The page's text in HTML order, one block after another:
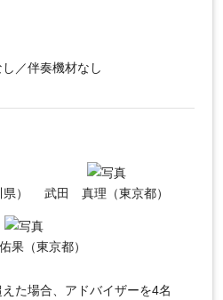
し／伴奏機材なし
） 武田 真理（東京都）
果（東京都）
た場合、アドバイザーを4名